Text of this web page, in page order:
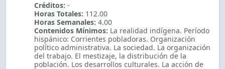
Créditos: -
Horas Totales: 112.00
Horas Semanales: 4.00
Contenidos Mínimos: La realidad indígena. Período
hispánico: Corrientes pobladoras. Organización
político administrativa. La sociedad. La organización
del trabajo. El mestizaje, la distribución de la
población. Los desarrollos culturales. La acción de